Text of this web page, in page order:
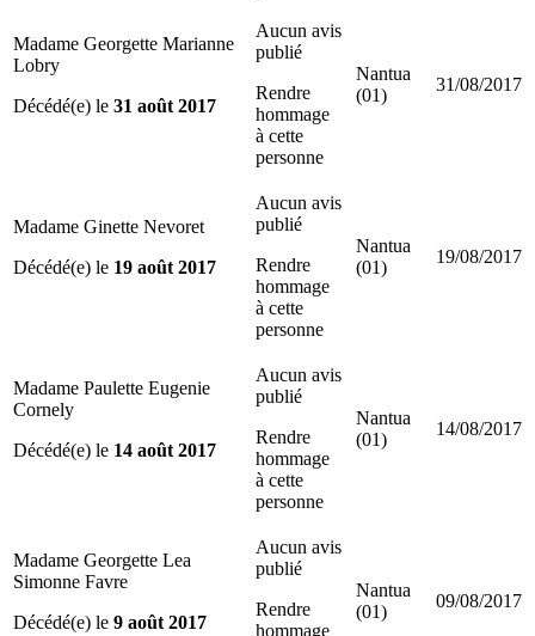
Madame Georgette Marianne
Lobry
Décédé(e) le 31 août 2017
Aucun avis
publié
Rendre
hommage
à cette
personne
Nantua
(01)
31/08/2017
Madame Ginette Nevoret
Décédé(e) le 19 août 2017
Aucun avis
publié
Rendre
hommage
à cette
personne
Nantua
(01)
19/08/2017
Madame Paulette Eugenie
Cornely
Décédé(e) le 14 août 2017
Aucun avis
publié
Rendre
hommage
à cette
personne
Nantua
(01)
14/08/2017
Madame Georgette Lea
Simonne Favre
Décédé(e) le 9 août 2017
Aucun avis
publié
Rendre
hommage
Nantua
(01)
09/08/2017